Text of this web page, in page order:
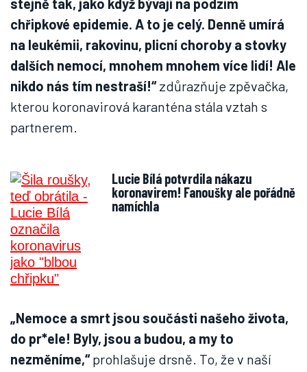
stejně tak, jako když bývají na podzim
chřipkové epidemie. A to je celý. Denně umírá
na leukémii, rakovinu, plicní choroby a stovky
dalších nemocí, mnohem mnohem více lidí! Ale
nikdo nás tím nestraší!“zdůrazňuje zpěvačka,
kterou koronavirová karanténa stála vztah s
partnerem.
Lucie Bílá potvrdila nákazu
koronavirem! Fanoušky ale pořádně
namíchla
„Nemoce a smrt jsou součásti našeho života,
do pr*ele! Byly, jsou a budou, a my to
nezměníme,“prohlašuje drsně. To, že v naší